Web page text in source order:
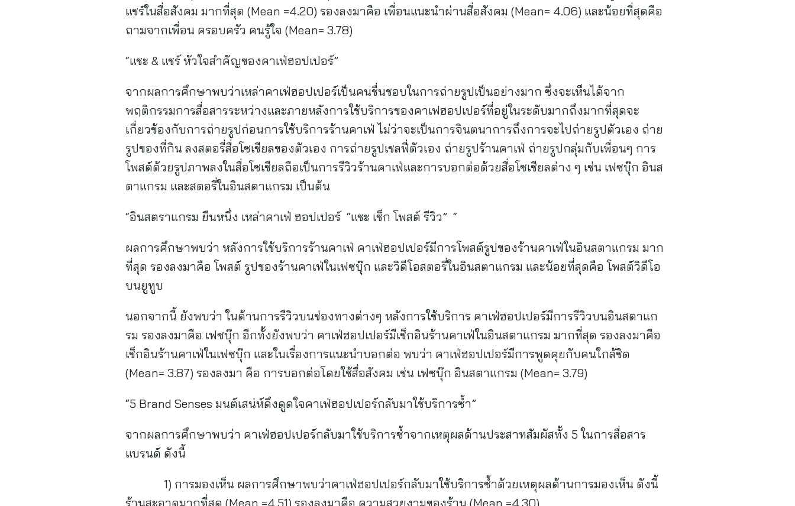
แชร์ในสื่อสังคม มากที่สุด (Mean =4.20) รองลงมาคือ เพื่อนแนะนำผ่านสื่อสังคม (Mean= 4.06) และน้อยที่สุดคือ
ถามจากเพื่อน ครอบครัว คนรู้ใจ (Mean= 3.78)
“แชะ & แชร์ หัวใจสำคัญของคาเฟ่ฮอปเปอร์”
จากผลการศึกษาพบว่าเหล่าคาเฟ่ฮอปเปอร์เป็นคนชื่นชอบในการถ่ายรูปเป็นอย่างมาก ซึ่งจะเห็นได้จาก
พฤติกรรมการสื่อสารระหว่างและภายหลังการใช้บริการของคาเฟฮอปเปอร์ที่อยู่ในระดับมากถึงมากที่สุดจะ
เกี่ยวข้องกับการถ่ายรูปก่อนการใช้บริการร้านคาเฟ่ ไม่ว่าจะเป็นการจินตนาการถึงการจะไปถ่ายรูปตัวเอง ถ่าย
รูปของที่กิน ลงสตอรี่สื่อโซเชียลของตัวเอง การถ่ายรูปเชลฟี่ตัวเอง ถ่ายรูปร้านคาเฟ่ ถ่ายรูปกลุ่มกับเพื่อนๆ การ
โพสต์ด้วยรูปภาพลงในสื่อโซเชียลถือเป็นการรีวิวร้านคาเฟ่และการบอกต่อด้วยสื่อโซเชียลต่าง ๆ เช่น เฟซบุ๊ก อินส
ตาแกรม และสตอรี่ในอินสตาแกรม เป็นต้น
“อินสตราแกรม ยืนหนึ่ง เหล่าคาเฟ่ ฮอปเปอร์ “แชะ เช็ก โพสต์ รีวิว” “
ผลการศึกษาพบว่า หลังการใช้บริการร้านคาเฟ่ คาเฟ่ฮอปเปอร์มีการโพสต์รูปของร้านคาเฟ่ในอินสตาแกรม มาก
ที่สุด รองลงมาคือ โพสต์ รูปของร้านคาเฟ่ในเฟซบุ๊ก และวิดีโอสตอรี่ในอินสตาแกรม และน้อยที่สุดคือ โพสต์วิดีโอ
บนยูทูบ
นอกจากนี้ ยังพบว่า ในด้านการรีวิวบนช่องทางต่างๆ หลังการใช้บริการ คาเฟ่ฮอปเปอร์มีการรีวิวบนอินสตาแก
รม รองลงมาคือ เฟซบุ๊ก อีกทั้งยังพบว่า คาเฟ่ฮอปเปอร์มีเช็กอินร้านคาเฟ่ในอินสตาแกรม มากที่สุด รองลงมาคือ
เช็กอินร้านคาเฟ่ในเฟซบุ๊ก และในเรื่องการแนะนำบอกต่อ พบว่า คาเฟ่ฮอปเปอร์มีการพูดคุยกับคนใกล้ชิด
(Mean= 3.87) รองลงมา คือ การบอกต่อโดยใช้สื่อสังคม เช่น เฟซบุ๊ก อินสตาแกรม (Mean= 3.79)
“5 Brand Senses มนต์เสน่ห์ดึงดูดใจคาเฟ่ฮอปเปอร์กลับมาใช้บริการซ้ำ”
จากผลการศึกษาพบว่า คาเฟ่ฮอปเปอร์กลับมาใช้บริการซ้ำจากเหตุผลด้านประสาทสัมผัสทั้ง 5 ในการสื่อสาร
แบรนด์ ดังนี้
1) การมองเห็น ผลการศึกษาพบว่าคาเฟ่ฮอปเปอร์กลับมาใช้บริการซ้ำด้วยเหตุผลด้านการมองเห็น ดังนี้
ร้านสะอาดมากที่สุด (Mean =4.51) รองลงมาคือ ความสวยงามของร้าน (Mean =4.30)